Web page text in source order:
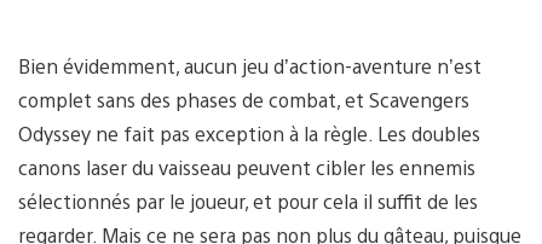
Bien évidemment, aucun jeu d’action-aventure n’est
complet sans des phases de combat, et Scavengers
Odyssey ne fait pas exception à la règle. Les doubles
canons laser du vaisseau peuvent cibler les ennemis
sélectionnés par le joueur, et pour cela il suffit de les
regarder. Mais ce ne sera pas non plus du gâteau, puisque